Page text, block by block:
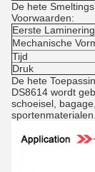
De hete
Voorwaarden:
Eerste Laminering
Mechanische
Tijd
Druk
De hete
DS8614 wordt
schoeisel,
sportenmaterialen.